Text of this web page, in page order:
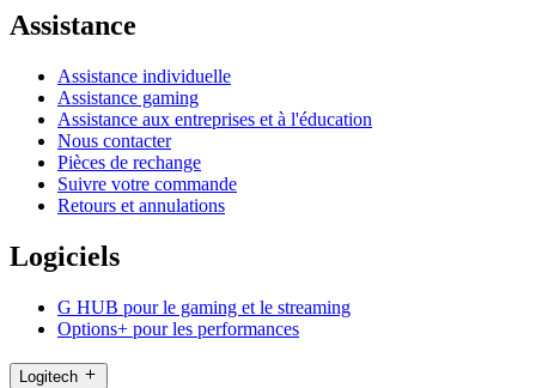
Assistance
Assistance individuelle
Assistance gaming
Assistance aux entreprises et à l'éducation
Nous contacter
Pièces de rechange
Suivre votre commande
Retours et annulations
Logiciels
G HUB pour le gaming et le streaming
Options+ pour les performances
Logitech